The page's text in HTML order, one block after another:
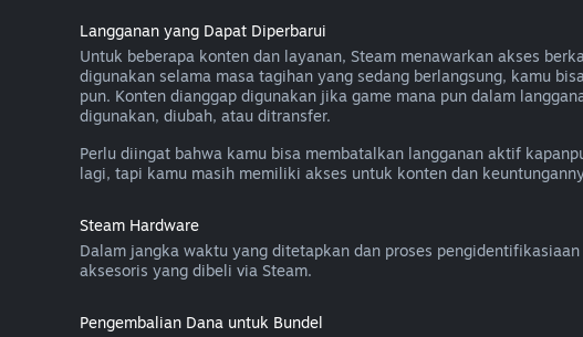
Langganan yang Dapat Diperbarui
Untuk beberapa konten dan layanan, Steam menawarkan akses
digunakan selama masa tagihan yang sedang berlangsung, kamu
pun. Konten dianggap digunakan jika game mana pun dalam
digunakan, diubah, atau ditransfer.
Perlu diingat bahwa kamu bisa membatalkan langganan aktif
lagi, tapi kamu masih memiliki akses untuk konten dan
Steam Hardware
Dalam jangka waktu yang ditetapkan dan proses
aksesoris yang dibeli via Steam.
Pengembalian Dana untuk Bundel